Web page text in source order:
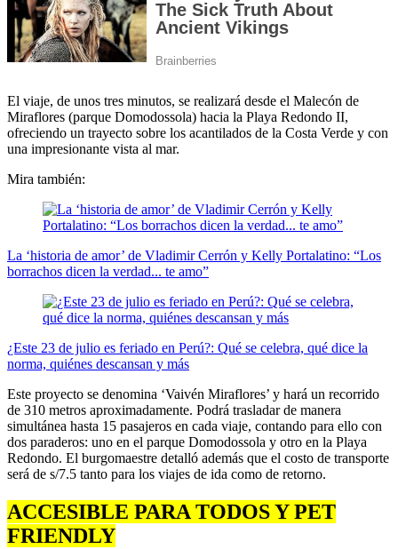
El viaje, de unos tres minutos, se realizará desde el Malecón de
Miraflores (parque Domodossola) hacia la Playa Redondo II,
ofreciendo un trayecto sobre los acantilados de la Costa Verde y con
una impresionante vista al mar.
Mira también:
La ‘historia de amor’ de Vladimir Cerrón y Kelly Portalatino: “Los
borrachos dicen la verdad... te amo”
¿Este 23 de julio es feriado en Perú?: Qué se celebra, qué dice la
norma, quiénes descansan y más
Este proyecto se denomina ‘Vaivén Miraflores’ y hará un recorrido
de 310 metros aproximadamente. Podrá trasladar de manera
simultánea hasta 15 pasajeros en cada viaje, contando para ello con
dos paraderos: uno en el parque Domodossola y otro en la Playa
Redondo. El burgomaestre detalló además que el costo de transporte
será de s/7.5 tanto para los viajes de ida como de retorno.
ACCESIBLE PARA TODOS Y PET
FRIENDLY